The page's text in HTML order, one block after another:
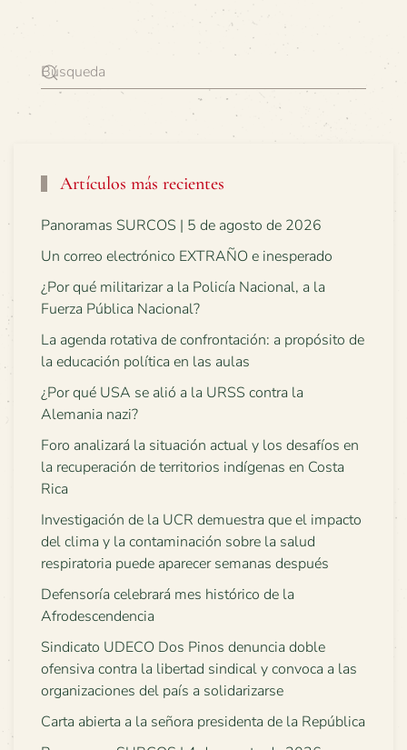
Artículos más recientes
Panoramas SURCOS | 5 de agosto de 2026
Un correo electrónico EXTRAÑO e inesperado
¿Por qué militarizar a la Policía Nacional, a la
Fuerza Pública Nacional?
La agenda rotativa de confrontación: a propósito de
la educación política en las aulas
¿Por qué USA se alió a la URSS contra la
Alemania nazi?
Foro analizará la situación actual y los desafíos en
la recuperación de territorios indígenas en Costa
Rica
Investigación de la UCR demuestra que el impacto
del clima y la contaminación sobre la salud
respiratoria puede aparecer semanas después
Defensoría celebrará mes histórico de la
Afrodescendencia
Sindicato UDECO Dos Pinos denuncia doble
ofensiva contra la libertad sindical y convoca a las
organizaciones del país a solidarizarse
Carta abierta a la señora presidenta de la República